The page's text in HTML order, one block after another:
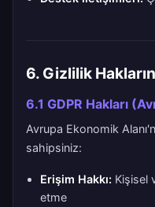
6. Gizlilik
6.1 GDPR Hakları
Avrupa Ekonomik
sahipsiniz:
Erişim Hakkı: Kişisel
etme